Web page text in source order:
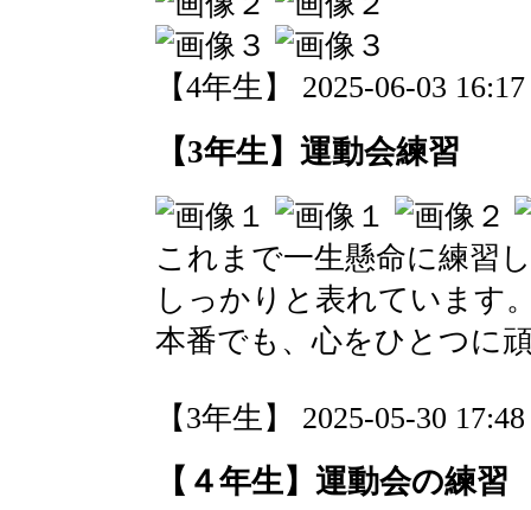
【4年生】 2025-06-03
【3年生】運動会練習
これまで一生懸命に練習
しっかりと表れています
本番でも、心をひとつに
【3年生】 2025-05-30
【４年生】運動会の練習